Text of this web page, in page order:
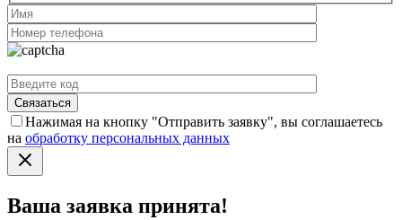
Нажимая на кнопку "Отправить заявку", вы соглашаетесь
на обработку персональных данных
Ваша заявка принята!